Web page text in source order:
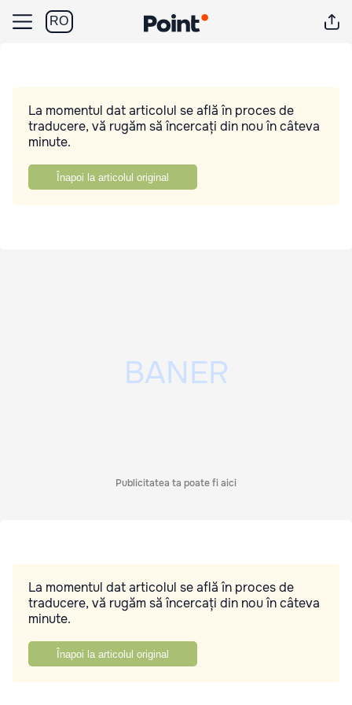
RO
La momentul dat articolul se află în proces de
traducere, vă rugăm să încercați din nou în câteva
minute.
Înapoi la articolul original
Publicitatea ta poate fi aici
La momentul dat articolul se află în proces de
traducere, vă rugăm să încercați din nou în câteva
minute.
Înapoi la articolul original